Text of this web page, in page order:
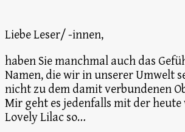
Liebe Leser/ -innen,
haben Sie manchmal auch das
Namen, die wir in unserer Umwelt
nicht zu dem damit verbundenen
Mir geht es jedenfalls mit der
Lovely Lilac so…